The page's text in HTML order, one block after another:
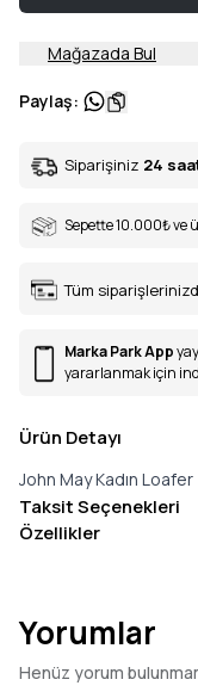
Mağazada Bul
Paylaş:
Siparişiniz 24
Sepette 10.000₺ve
Tüm
Marka Park App
yararlanmak için
Ürün Detayı
John May Kadın Loafer
Taksit Seçenekleri
Özellikler
Yorumlar
Henüz yorum